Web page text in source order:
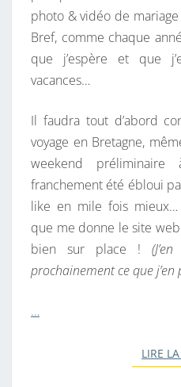
photo & vidéo de
Bref, comme chaque
que j’espère et que
vacances…
Il faudra tout d’abord
voyage en Bretagne,
weekend préliminaire
franchement été ébloui
like en mile fois mieux…
que me donne le site
bien sur place !
prochainement ce que j’en
…
LIRE